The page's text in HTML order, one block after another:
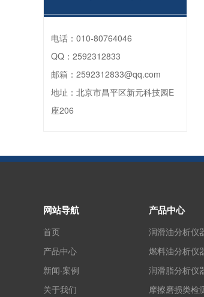
电话： 010-80764046
QQ： 2592312833
邮箱： 2592312833@qq.com
地址： 北京市昌平区新元科技园E
座206
网站导航
首页
产品中心
新闻·案例
关于我们
产品中心
润滑油分析仪
燃料油分析仪
润滑脂分析仪
摩擦磨损类检